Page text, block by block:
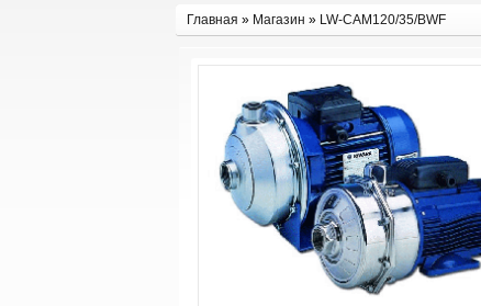
Главная » Магазин » LW-CAM120/35/BWF